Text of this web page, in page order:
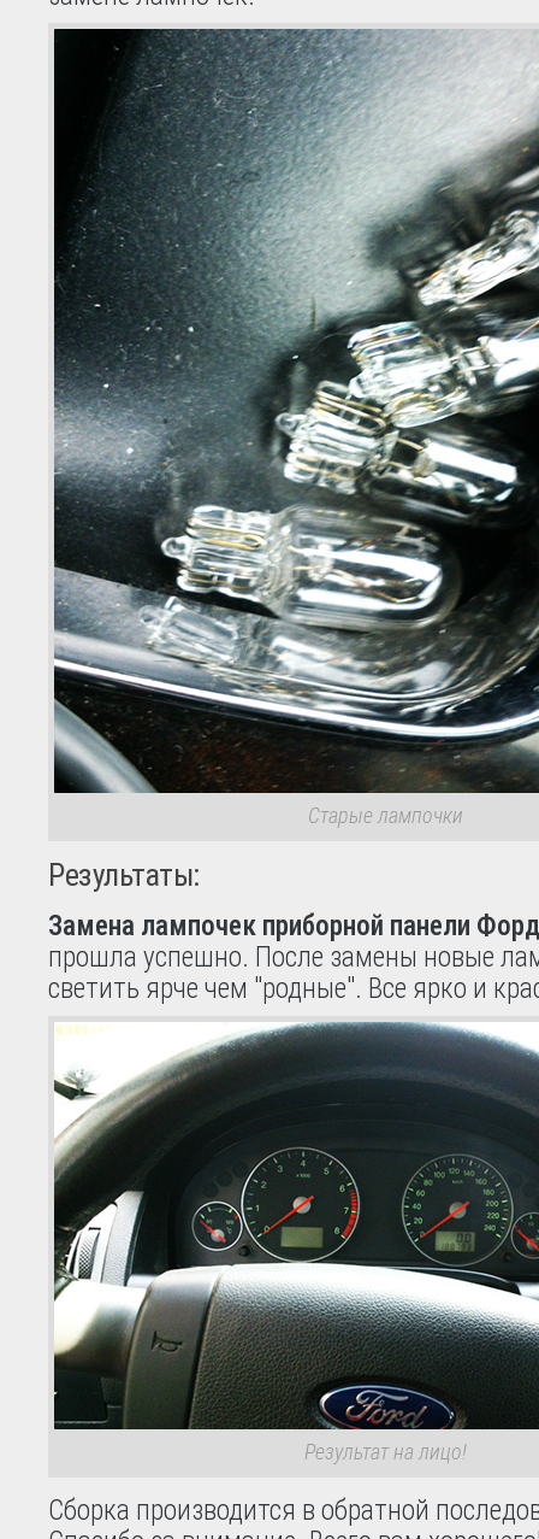
Старые лампочки
Результаты:
Замена лампочек приборной панели
прошла успешно. После замены новые
светить ярче чем "родные". Все ярко и
Результат на лицо!
Сборка производится в обратной